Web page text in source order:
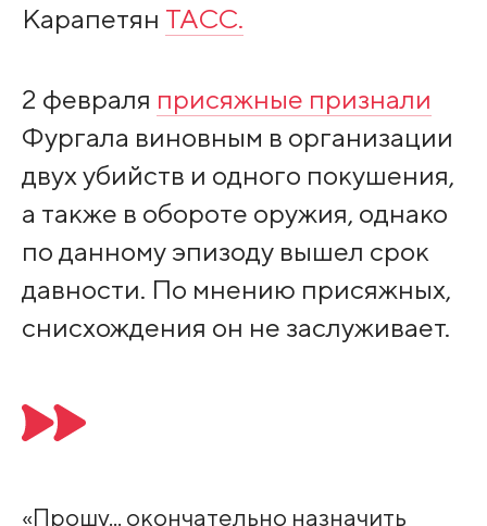
Карапетян ТАСС.
2 февраля присяжные признали
Фургала виновным в организации
двух убийств и одного покушения,
а также в обороте оружия, однако
по данному эпизоду вышел срок
давности. По мнению присяжных,
снисхождения он не заслуживает.
«Прошу... окончательно назначить